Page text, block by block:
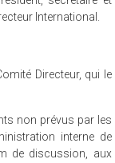
International.
Directeur, qui le
non prévus par les
interne de
de discussion, aux